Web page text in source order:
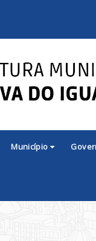
Município